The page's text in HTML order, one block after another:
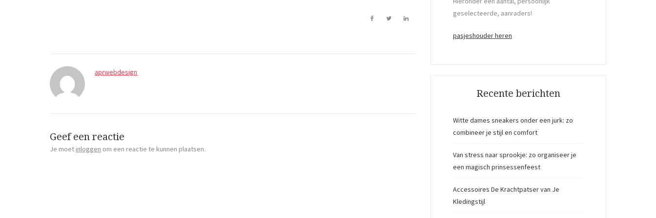
aprwebdesign
Geef een reactie
Je moet inloggen om een reactie te kunnen plaatsen.
geselecteerde, aanraders!
pasjeshouder heren
Recente berichten
Witte dames sneakers onder een jurk: zo
combineer je stijl en comfort
Van stress naar sprookje: zo organiseer je
een magisch prinsessenfeest
Accessoires De Krachtpatser van Je
Kledingstijl